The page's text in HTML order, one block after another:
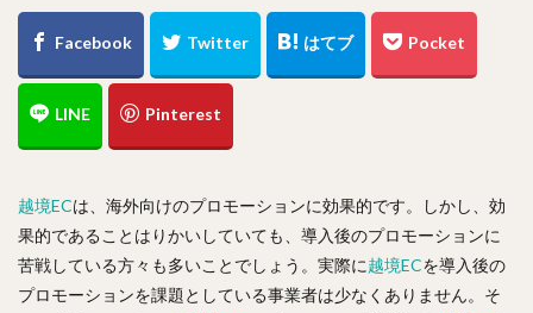
越境ECは、海外向けのプロモーションに効果的です。しかし、効
果的であることはりかいしていても、導入後のプロモーションに
苦戦している方々も多いことでしょう。実際に越境ECを導入後の
プロモーションを課題としている事業者は少なくありません。そ